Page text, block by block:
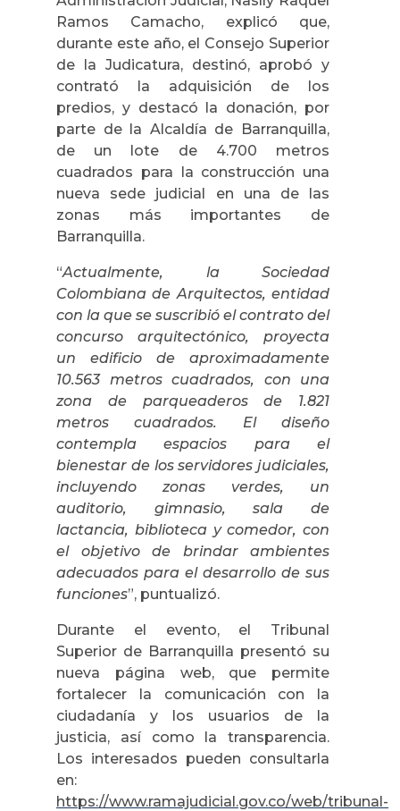
Ramos Camacho, explicó que,
durante este año, el Consejo Superior
de la Judicatura, destinó, aprobó y
contrató la adquisición de los
predios, y destacó la donación, por
parte de la Alcaldía de Barranquilla,
de un lote de 4.700 metros
cuadrados para la construcción una
nueva sede judicial en una de las
zonas más importantes de
Barranquilla.
“Actualmente, la Sociedad
Colombiana de Arquitectos, entidad
con la que se suscribió el contrato del
concurso arquitectónico, proyecta
un edificio de aproximadamente
10.563 metros cuadrados, con una
zona de parqueaderos de 1.821
metros cuadrados. El diseño
contempla espacios para el
bienestar de los servidores judiciales,
incluyendo zonas verdes, un
auditorio, gimnasio, sala de
lactancia, biblioteca y comedor, con
el objetivo de brindar ambientes
adecuados para el desarrollo de sus
funciones”, puntualizó.
Durante el evento, el Tribunal
Superior de Barranquilla presentó su
nueva página web, que permite
fortalecer la comunicación con la
ciudadanía y los usuarios de la
justicia, así como la transparencia.
Los interesados pueden consultarla
en:
https://www.ramajudicial.gov.co/web/tribunal-